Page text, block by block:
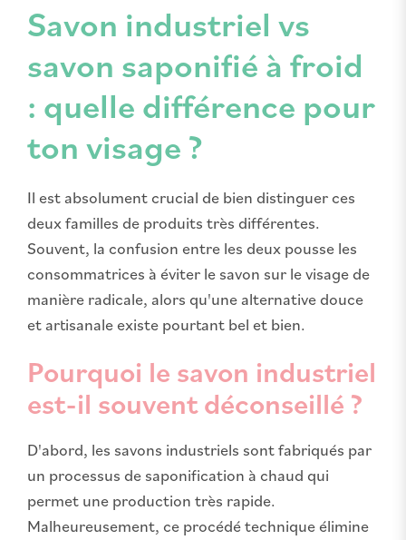
Savon industriel vs
savon saponifié à froid
: quelle différence pour
ton visage ?
Il est absolument crucial de bien distinguer ces
deux familles de produits très différentes.
Souvent, la confusion entre les deux pousse les
consommatrices à éviter le savon sur le visage de
manière radicale, alors qu'une alternative douce
et artisanale existe pourtant bel et bien.
Pourquoi le savon industriel
est-il souvent déconseillé ?
D'abord, les savons industriels sont fabriqués par
un processus de saponification à chaud qui
permet une production très rapide.
Malheureusement, ce procédé technique élimine